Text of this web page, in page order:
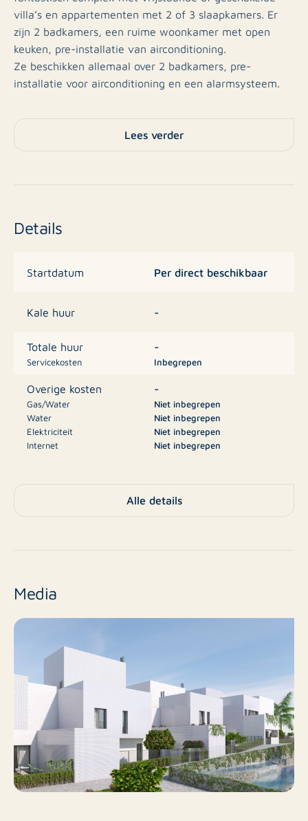
villa’s en appartementen met 2 of 3 slaapkamers. Er
zijn 2 badkamers, een ruime woonkamer met open
keuken, pre-installatie van airconditioning.
Ze beschikken allemaal over 2 badkamers, pre-
installatie voor airconditioning en een alarmsysteem.
De meeste panden hebben een eigen tuin en een
solarium. Slechts enkele hebben één van deze twee.
Het complex is gelegen in de woonwijk La Cañada
en dennenbossen. Je kan er in alle rust genieten van
zoutmeren of citrusplantages.
In de onmiddellijke omgeving zijn er verscheidene
strand. Ook het natuurpark en de zoutmeren van La
Mata zijn slechts op een boogscheut gelegen.
De bewoonbare oppervlakte schommelt tussen 75 m²
Lees verder
Details
Startdatum Per direct beschikbaar
Kale huur -
Totale huur
Servicekosten
-
Inbegrepen
Overige kosten
Gas/Water
Water
Elektriciteit
Internet
-
Niet inbegrepen
Niet inbegrepen
Niet inbegrepen
Niet inbegrepen
Eindniveau Bestaande bouw
Oppervlakte
Balkon Nee
Dakterras Nee
Inclusief BTW Nee
Alle details
Media